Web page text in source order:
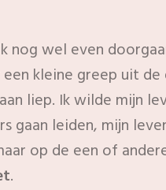
nog wel even
kleine greep uit
liep. Ik wilde mijn
gaan leiden, mijn
op de een of
.